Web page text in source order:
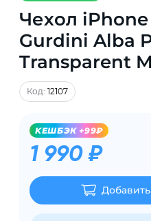
Чехол iPhone
Gurdini Alba
Transparent
Код: 12107
KЕШБЭК +99₽
1 990 ₽